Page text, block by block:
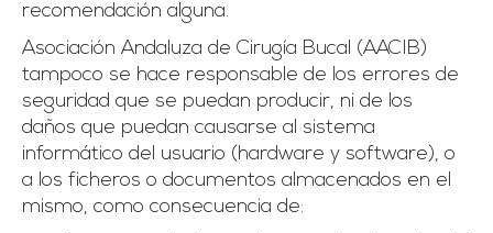
recomendación alguna.
Asociación Andaluza de Cirugía Bucal (AACIB)
tampoco se hace responsable de los errores de
seguridad que se puedan producir, ni de los
daños que puedan causarse al sistema
informático del usuario (hardware y software), o
a los ficheros o documentos almacenados en el
mismo, como consecuencia de: